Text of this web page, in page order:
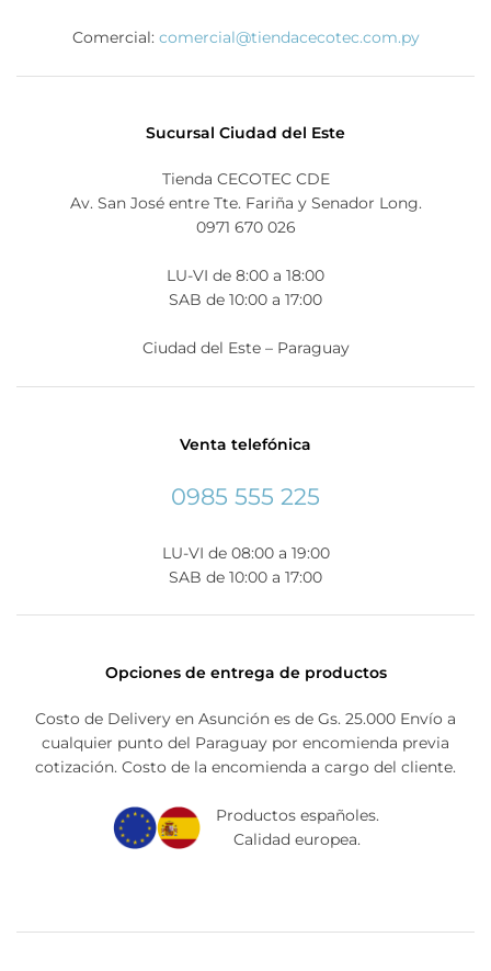
Comercial: comercial@tiendacecotec.com.py
Sucursal Ciudad del Este
Tienda CECOTEC CDE
Av. San José entre Tte. Fariña y Senador Long.
0971 670 026
LU-VI de 8:00 a 18:00
SAB de 10:00 a 17:00
Ciudad del Este – Paraguay
Venta telefónica
0985 555 225
LU-VI de 08:00 a 19:00
SAB de 10:00 a 17:00
Opciones de entrega de productos
Costo de Delivery en Asunción es de Gs. 25.000 Envío a
cualquier punto del Paraguay por encomienda previa
cotización. Costo de la encomienda a cargo del cliente.
Productos españoles.
Calidad europea.